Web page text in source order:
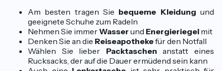
Am besten tragen Sie bequeme Kleidung und
geeignete Schuhe zum Radeln
Nehmen Sie immerWasser und Energieriegel mit
Denken Sie an die Reiseapothekefür den Notfall
Wählen Sie lieber Packtaschen anstatt eines
Rucksacks, der auf die Dauer ermüdend sein kann